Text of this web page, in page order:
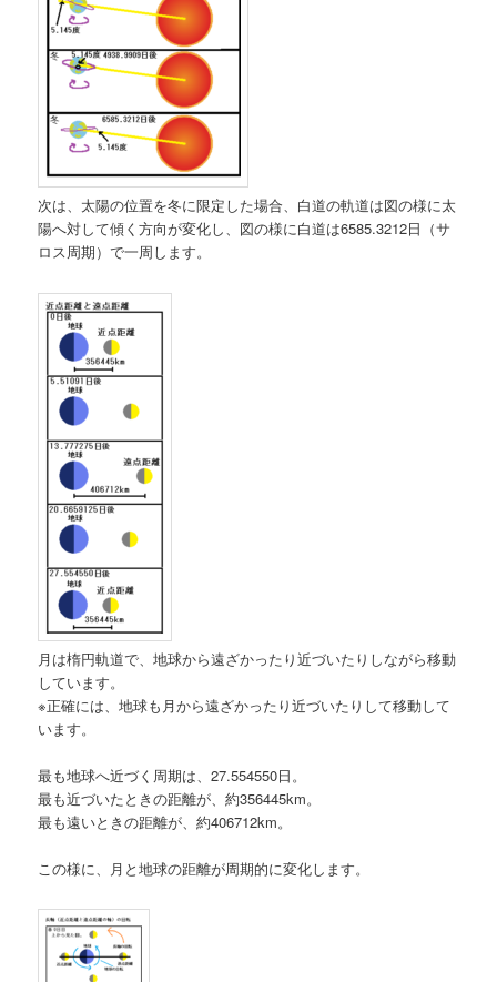
次は、太陽の位置を冬に限定した場合、白道の軌道は図の様に太
陽へ対して傾く方向が変化し、図の様に白道は6585.3212日（サ
ロス周期）で一周します。
月は楕円軌道で、地球から遠ざかったり近づいたりしながら移動
しています。
※正確には、地球も月から遠ざかったり近づいたりして移動して
います。
最も地球へ近づく周期は、27.554550日。
最も近づいたときの距離が、約356445km。
最も遠いときの距離が、約406712km。
この様に、月と地球の距離が周期的に変化します。